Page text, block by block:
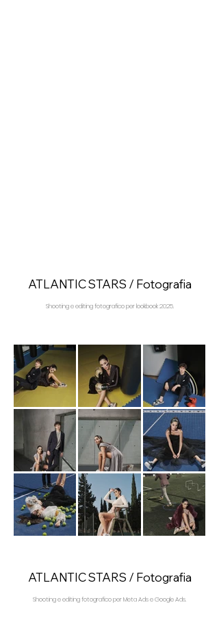
ATLANTIC STARS / Fotografia
Shooting e editing fotografico per lookbook 2025.
ATLANTIC STARS / Fotografia
Shooting e editing fotografico per Meta Ads e Google Ads.